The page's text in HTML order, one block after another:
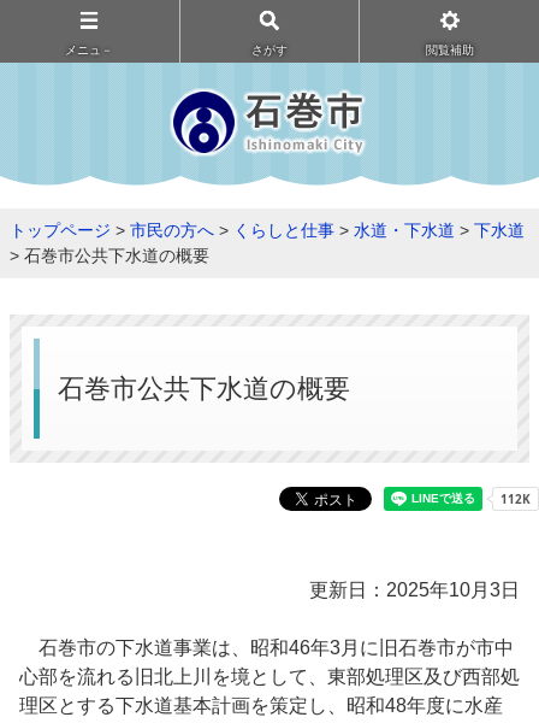
メニュ－ さがす 閲覧補助
トップページ > 市民の方へ > くらしと仕事 > 水道・下水道 > 下水道
> 石巻市公共下水道の概要
石巻市公共下水道の概要
更新日：2025年10月3日
石巻市の下水道事業は、昭和46年3月に旧石巻市が市中
心部を流れる旧北上川を境として、東部処理区及び西部処
理区とする下水道基本計画を策定し、昭和48年度に水産